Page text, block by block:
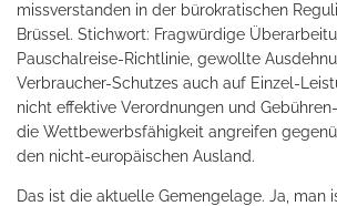
missverstanden in der bürokratischen
Brüssel. Stichwort: Fragwürdige
Pauschalreise-Richtlinie, gewollte
Verbraucher-Schutzes auch auf Einzel-
nicht effektive Verordnungen und
die Wettbewerbsfähigkeit angreifen
den nicht-europäischen Ausland.
Das ist die aktuelle Gemengelage. Ja, man